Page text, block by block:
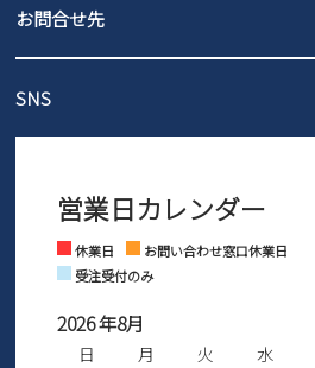
3,980円（税込）以上お買い上げで送料無
発送日・送料詳細については
ご利用ください。
ご利用ください。
の片道無料サービスを実施中！
ントとしても安心してご利用いただけ
さい。
お問合せ先
営業時間：11時～17時
※土日祝はお問い合わせ窓口休業日とな
SNS
Facebook Instagram
営業日カレンダー
休業日
お問い合わせ窓口休業日
受注受付のみ
2026 年8月
日 月 火 水